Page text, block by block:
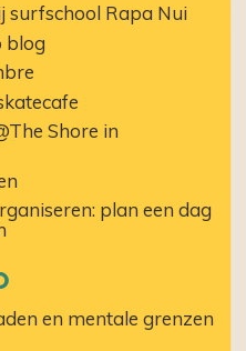
surfschool Rapa Nui
blog
Shore in
plan een dag
en mentale grenzen